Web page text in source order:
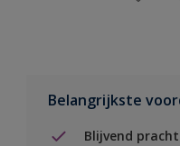
Belangrijkste
Blijvend